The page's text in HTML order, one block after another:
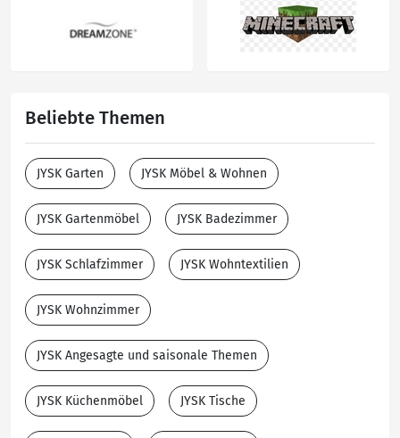
Beliebte Themen
JYSK Garten JYSK Möbel & Wohnen
JYSK Gartenmöbel JYSK Badezimmer
JYSK Schlafzimmer JYSK Wohntextilien
JYSK Wohnzimmer
JYSK Angesagte und saisonale Themen
JYSK Küchenmöbel JYSK Tische